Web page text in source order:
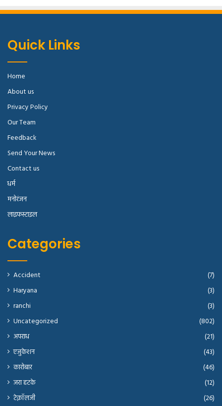
Quick Links
Home
About us
Privacy Policy
Our Team
Feedback
Send Your News
Contact us
धर्म
मनोरंजन
लाइफस्टाइल
Categories
Accident
(7)
Haryana
(3)
ranchi
(3)
Uncategorized
(802)
अपराध
(21)
एजुकेशन
(43)
कारोबार
(46)
जरा हटके
(12)
टेक्नॉलजी
(26)